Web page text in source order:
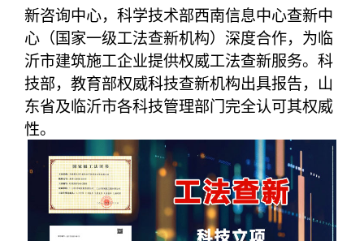
新咨询中心，科学技术部西南信息中心查新中
心（国家一级工法查新机构）深度合作，为临
沂市建筑施工企业提供权威工法查新服务。科
技部，教育部权威科技查新机构出具报告，山
东省及临沂市各科技管理部门完全认可其权威
性。